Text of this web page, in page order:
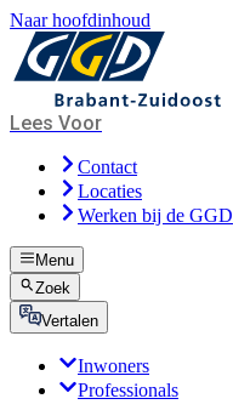
Naar hoofdinhoud
Lees Voor
Contact
Locaties
Werken bij de GGD
Menu
Zoek
Vertalen
Inwoners
Professionals